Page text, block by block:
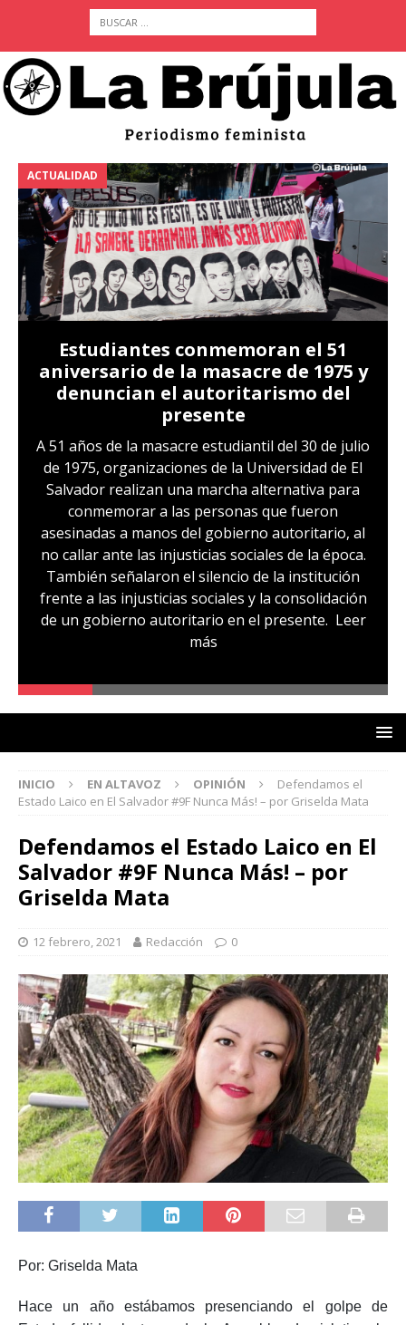
ACTUALIDAD
Estudiantes conmemoran el 51
aniversario de la masacre de 1975 y
denuncian el autoritarismo del
presente
A 51 años de la masacre estudiantil del 30 de julio
de 1975, organizaciones de la Universidad de El
Salvador realizan una marcha alternativa para
conmemorar a las personas que fueron
asesinadas a manos del gobierno autoritario, al
no callar ante las injusticias sociales de la época.
También señalaron el silencio de la institución
frente a las injusticias sociales y la consolidación
de un gobierno autoritario en el presente. Leer
más
INICIO EN ALTAVOZ OPINIÓN
Defendamos el
Estado Laico en El Salvador #9F Nunca Más! – por Griselda Mata
Defendamos el Estado Laico en El
Salvador #9F Nunca Más! – por
Griselda Mata
12 febrero, 2021 Redacción 0
Por: Griselda Mata
Hace un año estábamos presenciando el golpe de